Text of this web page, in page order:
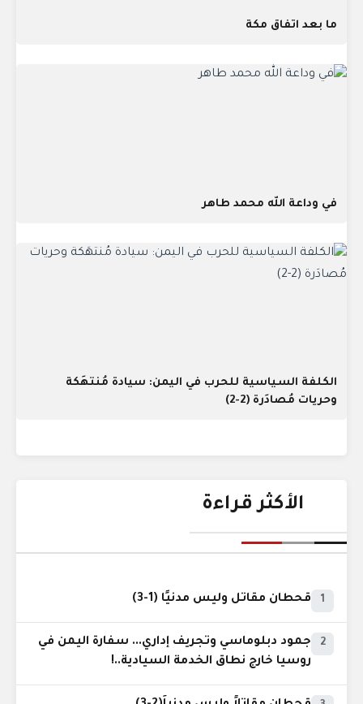
ما بعد اتفاق مكة
في وداعة الله محمد طاهر
الكلفة السياسية للحرب في اليمن: سيادة مُنتهَكة
وحريات مُصادَرة (2-2)
الأكثر قراءة
1 قحطان مقاتل وليس مدنيًا (1-3)
2
جمود دبلوماسي وتجريف إداري... سفارة اليمن في
روسيا خارج نطاق الخدمة السيادية..!